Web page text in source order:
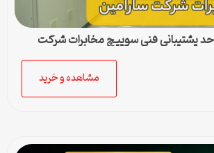
پشتیبانی فنی سوییچ مخابرات شرکت
مشاهده و خرید